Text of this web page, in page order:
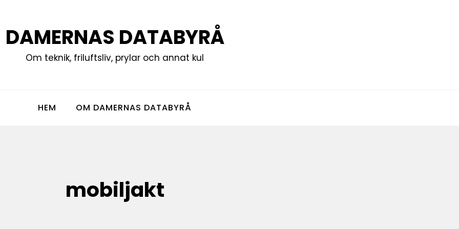
DAMERNAS DATABYRÅ
Om teknik, friluftsliv, prylar och annat kul
HEM OM DAMERNAS DATABYRÅ
mobiljakt